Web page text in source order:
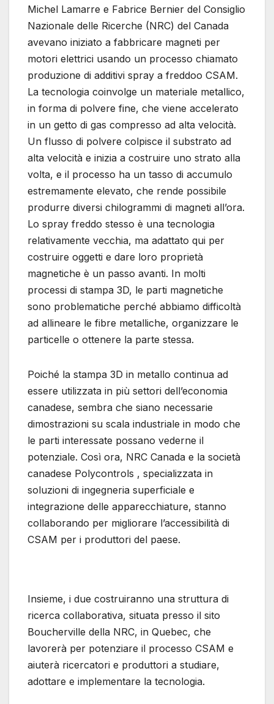
Michel Lamarre e Fabrice Bernier del Consiglio
Nazionale delle Ricerche (NRC) del Canada
avevano iniziato a fabbricare magneti per
motori elettrici usando un processo chiamato
produzione di additivi spray a freddoo CSAM.
La tecnologia coinvolge un materiale metallico,
in forma di polvere fine, che viene accelerato
in un getto di gas compresso ad alta velocità.
Un flusso di polvere colpisce il substrato ad
alta velocità e inizia a costruire uno strato alla
volta, e il processo ha un tasso di accumulo
estremamente elevato, che rende possibile
produrre diversi chilogrammi di magneti all’ora.
Lo spray freddo stesso è una tecnologia
relativamente vecchia, ma adattato qui per
costruire oggetti e dare loro proprietà
magnetiche è un passo avanti. In molti
processi di stampa 3D, le parti magnetiche
sono problematiche perché abbiamo difficoltà
ad allineare le fibre metalliche, organizzare le
particelle o ottenere la parte stessa.
Poiché la stampa 3D in metallo continua ad
essere utilizzata in più settori dell’economia
canadese, sembra che siano necessarie
dimostrazioni su scala industriale in modo che
le parti interessate possano vederne il
potenziale. Così ora, NRC Canada e la società
canadese Polycontrols , specializzata in
soluzioni di ingegneria superficiale e
integrazione delle apparecchiature, stanno
collaborando per migliorare l’accessibilità di
CSAM per i produttori del paese.
Insieme, i due costruiranno una struttura di
ricerca collaborativa, situata presso il sito
Boucherville della NRC, in Quebec, che
lavorerà per potenziare il processo CSAM e
aiuterà ricercatori e produttori a studiare,
adottare e implementare la tecnologia.